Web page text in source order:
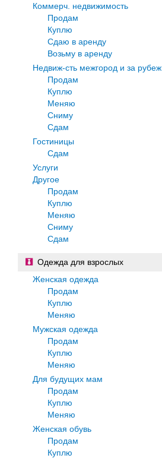
Коммерч. недвижимость
Продам
Куплю
Сдаю в аренду
Возьму в аренду
Недвиж-сть межгород и за рубеж
Продам
Куплю
Меняю
Сниму
Сдам
Гостиницы
Сдам
Услуги
Другое
Продам
Куплю
Меняю
Сниму
Сдам
Одежда для взрослых
Женская одежда
Продам
Куплю
Меняю
Мужская одежда
Продам
Куплю
Меняю
Для будущих мам
Продам
Куплю
Меняю
Женская обувь
Продам
Куплю